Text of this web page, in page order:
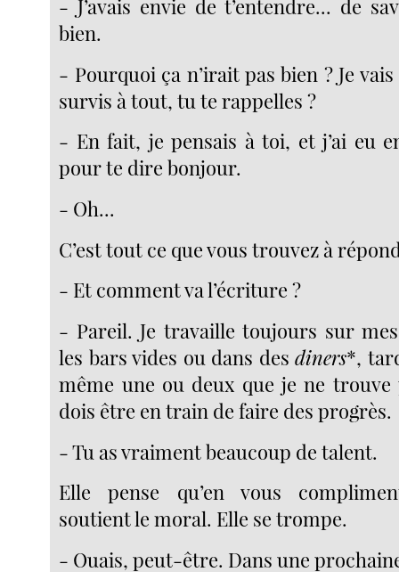
- J’avais envie de t’entendre... de
bien.
- Pourquoi ça n’irait pas bien ? Je
survis à tout, tu te rappelles ?
- En fait, je pensais à toi, et j’ai eu
pour te dire bonjour.
- Oh...
C’est tout ce que vous trouvez à
- Et comment va l’écriture ?
- Pareil. Je travaille toujours sur
les bars vides ou dans desdiners*,
même une ou deux que je ne trouve
dois être en train de faire des progrès.
- Tu as vraiment beaucoup de talent.
Elle pense qu’en vous
soutient le moral. Elle se trompe.
- Ouais, peut-être. Dans une